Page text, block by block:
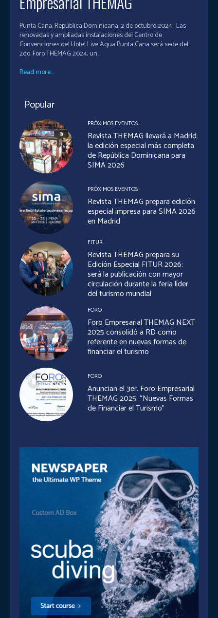
Punta Cana, República Dominicana, 2 de octubre 2024. Las
renovadas y ampliadas instalaciones del Centro de
Convenciones del Hotel Live Aqua Punta Cana será sede del
2do. Foro THEMAG 2024, un...
Read more...
Popular
PRÓXIMOS EVENTOS
Revista THEMAG llevará a Madrid
la edición especial más completa
de República Dominicana para
SIMA 2026
PRÓXIMOS EVENTOS
Revista THEMAG prepara edición
especial impresa para SIMA 2026
en Madrid
FITUR
Revista THEMAG prepara su
Edición Especial FITUR 2026:
será la publicación con mayor
circulación durante la feria líder
del turismo mundial
FORO
Foro Empresarial THEMAG NEXT
2025 consolidó a RD como
referente en nuevas formas de
financiar el turismo
FORO
Anuncian el 3er. Foro Empresarial
THEMAG 2025: “Nuevas Formas
de Financiar el Turismo”